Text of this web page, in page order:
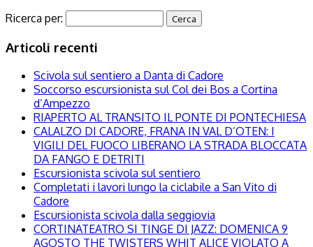
Ricerca per:
Articoli recenti
Scivola sul sentiero a Danta di Cadore
Soccorso escursionista sul Col dei Bos a Cortina
d’Ampezzo
RIAPERTO AL TRANSITO IL PONTE DI PONTECHIESA
CALALZO DI CADORE, FRANA IN VAL D’OTEN: I
VIGILI DEL FUOCO LIBERANO LA STRADA BLOCCATA
DA FANGO E DETRITI
Escursionista scivola sul sentiero
Completati i lavori lungo la ciclabile a San Vito di
Cadore
Escursionista scivola dalla seggiovia
CORTINATEATRO SI TINGE DI JAZZ: DOMENICA 9
AGOSTO THE TWISTERS WHIT ALICE VIOLATO A